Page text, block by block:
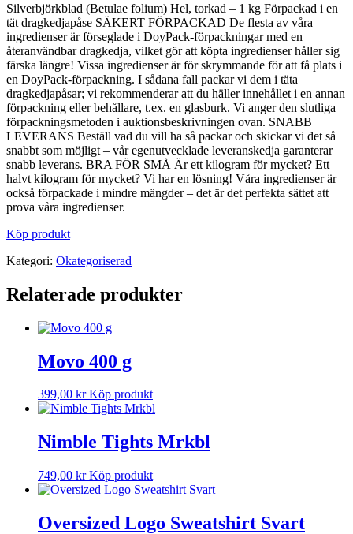
Silverbjörkblad (Betulae folium) Hel, torkad – 1 kg Förpackad i en
tät dragkedjapåse SÄKERT FÖRPACKAD De flesta av våra
ingredienser är förseglade i DoyPack-förpackningar med en
återanvändbar dragkedja, vilket gör att köpta ingredienser håller sig
färska längre! Vissa ingredienser är för skrymmande för att få plats i
en DoyPack-förpackning. I sådana fall packar vi dem i täta
dragkedjapåsar; vi rekommenderar att du häller innehållet i en annan
förpackning eller behållare, t.ex. en glasburk. Vi anger den slutliga
förpackningsmetoden i auktionsbeskrivningen ovan. SNABB
LEVERANS Beställ vad du vill ha så packar och skickar vi det så
snabbt som möjligt – vår egenutvecklade leveranskedja garanterar
snabb leverans. BRA FÖR SMÅ Är ett kilogram för mycket? Ett
halvt kilogram för mycket? Vi har en lösning! Våra ingredienser är
också förpackade i mindre mängder – det är det perfekta sättet att
prova våra ingredienser.
Köp produkt
Kategori: Okategoriserad
Relaterade produkter
Movo 400 g
399,00 kr Köp produkt
Nimble Tights Mrkbl
749,00 kr Köp produkt
Oversized Logo Sweatshirt Svart